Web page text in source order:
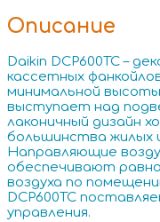
Описание
Daikin DCP600TC –
кассетных
минимальной
выступает над
лаконичный дизайн
большинства жилых
Направляющие
обеспечивают
воздуха по
DCP600TC
управления.